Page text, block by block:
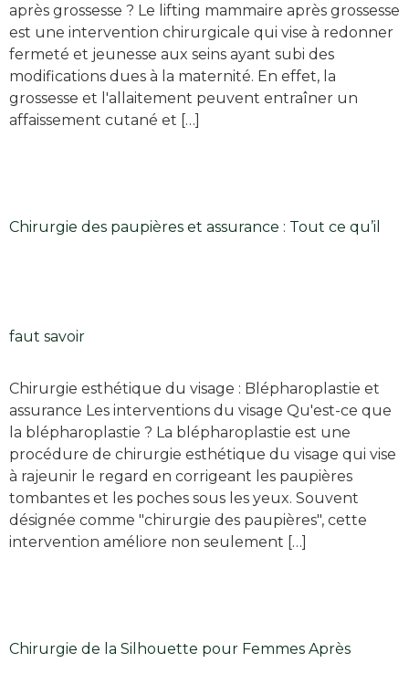
après grossesse ? Le lifting mammaire après grossesse
est une intervention chirurgicale qui vise à redonner
fermeté et jeunesse aux seins ayant subi des
modifications dues à la maternité. En effet, la
grossesse et l'allaitement peuvent entraîner un
affaissement cutané et […]
Chirurgie des paupières et assurance : Tout ce qu’il
faut savoir
Chirurgie esthétique du visage : Blépharoplastie et
assurance Les interventions du visage Qu'est-ce que
la blépharoplastie ? La blépharoplastie est une
procédure de chirurgie esthétique du visage qui vise
à rajeunir le regard en corrigeant les paupières
tombantes et les poches sous les yeux. Souvent
désignée comme "chirurgie des paupières", cette
intervention améliore non seulement […]
Chirurgie de la Silhouette pour Femmes Après